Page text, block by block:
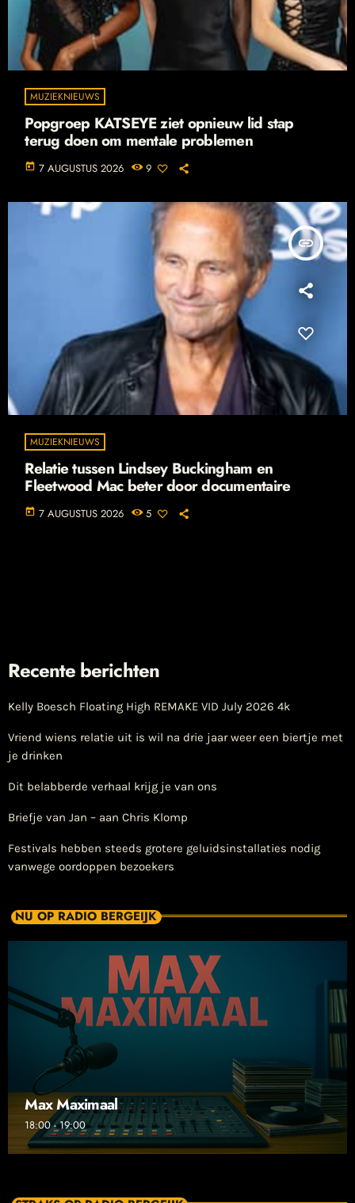
MUZIEKNIEUWS
Popgroep KATSEYE ziet opnieuw lid stap
terug doen om mentale problemen
today 7 AUGUSTUS 2026 9
insert_link
MUZIEKNIEUWS
Relatie tussen Lindsey Buckingham en
Fleetwood Mac beter door documentaire
today 7 AUGUSTUS 2026 5
Recente berichten
Kelly Boesch Floating High REMAKE VID July 2026 4k
Vriend wiens relatie uit is wil na drie jaar weer een biertje met
je drinken
Dit belabberde verhaal krijg je van ons
Briefje van Jan – aan Chris Klomp
Festivals hebben steeds grotere geluidsinstallaties nodig
vanwege oordoppen bezoekers
NU OP RADIO BERGEIJK
Max Maximaal
18:00 - 19:00